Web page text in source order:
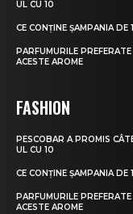
UL CU 10
CE CONȚINE ȘAMPANIA
PARFUMURILE
ACESTE AROME
FASHION
PESCOBAR A PROMIS
UL CU 10
CE CONȚINE ȘAMPANIA
PARFUMURILE
ACESTE AROME